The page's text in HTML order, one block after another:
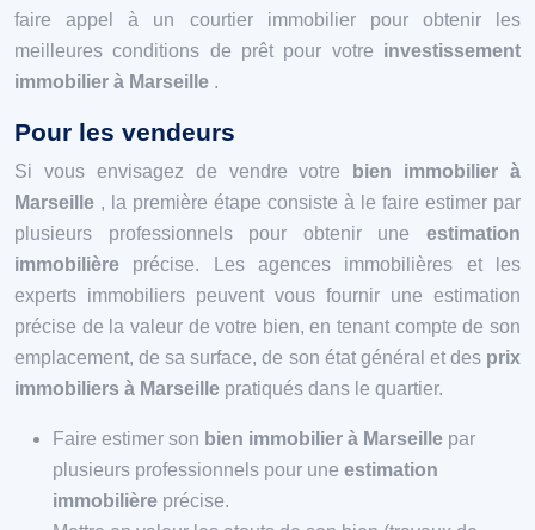
faire appel à un courtier immobilier pour obtenir les
meilleures conditions de prêt pour votre investissement
immobilier à Marseille .
Pour les vendeurs
Si vous envisagez de vendre votre
bien immobilier à
Marseille , la première étape consiste à le faire estimer par
plusieurs professionnels pour obtenir une estimation
immobilière précise. Les agences immobilières et les
experts immobiliers peuvent vous fournir une estimation
précise de la valeur de votre bien, en tenant compte de son
emplacement, de sa surface, de son état général et des prix
immobiliers à Marseille pratiqués dans le quartier.
Faire estimer son bien immobilier à Marseille par
plusieurs professionnels pour une estimation
immobilière précise.